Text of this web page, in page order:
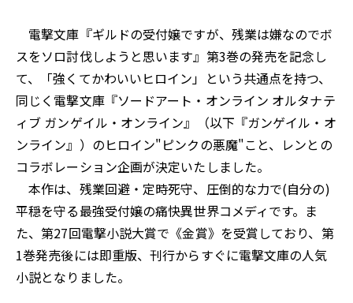
電撃文庫『ギルドの受付嬢ですが、残業は嫌なのでボ
スをソロ討伐しようと思います』第3巻の発売を記念し
て、「強くてかわいいヒロイン」という共通点を持つ、
同じく電撃文庫『ソードアート・オンライン オルタナテ
ィブ ガンゲイル・オンライン』（以下『ガンゲイル・オ
ンライン』）のヒロイン"ピンクの悪魔"こと、レンとの
コラボレーション企画が決定いたしました。
本作は、残業回避・定時死守、圧倒的な力で(自分の)
平穏を守る最強受付嬢の痛快異世界コメディです。ま
た、第27回電撃小説大賞で《金賞》を受賞しており、第
1巻発売後には即重版、刊行からすぐに電撃文庫の人気
小説となりました。